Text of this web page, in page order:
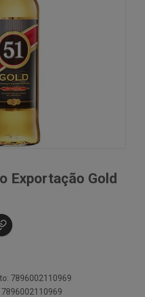
Exportação Gold
7896002110969
7896002110969